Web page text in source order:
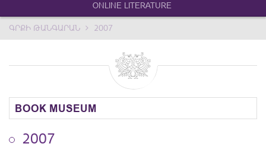
ONLINE LITERATURE
ԳՐՔԻ ԹԱՆԳԱՐԱՆ 2007
BOOK MUSEUM
2007